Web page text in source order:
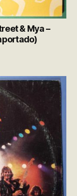
& Mya –